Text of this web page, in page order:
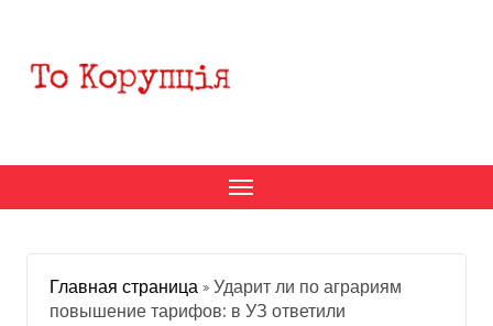
содержанию
Главная страница » Ударит ли по аграриям
повышение тарифов: в УЗ ответили